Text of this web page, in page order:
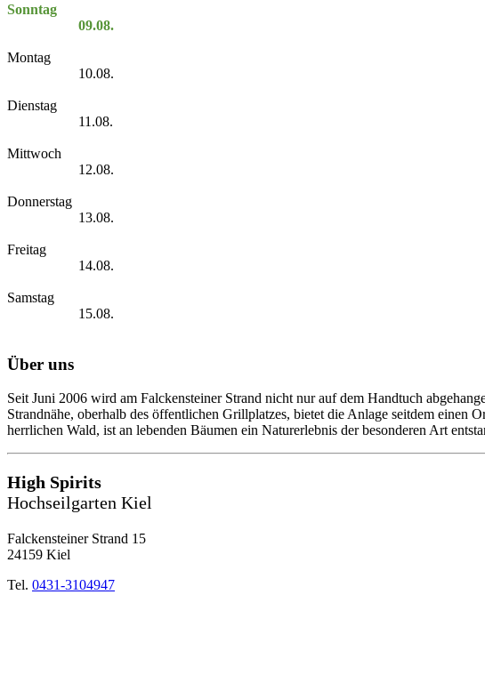
Sonntag
09.08.
Montag
10.08.
Dienstag
11.08.
Mittwoch
12.08.
Donnerstag
13.08.
Freitag
14.08.
Samstag
15.08.
Über uns
Seit Juni 2006 wird am Falckensteiner Strand nicht nur auf dem Handtuch
Strandnähe, oberhalb des öffentlichen Grillplatzes, bietet die Anlage seitdem
herrlichen Wald, ist an lebenden Bäumen ein Naturerlebnis der besonderen Art
High Spirits
Hochseilgarten Kiel
Falckensteiner Strand 15
24159 Kiel
Tel. 0431-3104947